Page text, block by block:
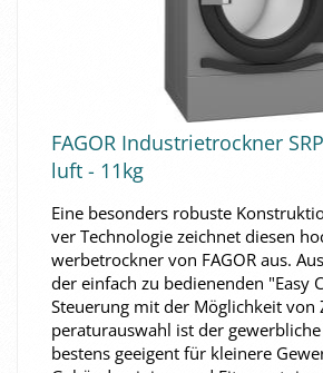
FAGOR In­dus­trie­trock­ner
luft - 11kg
Eine be­son­ders ro­bus­te
ver Tech­no­lo­gie zeich­net die­sen
wer­be­trock­ner von FAGOR aus.
der ein­fach zu be­die­nen­den "Easy
Steue­rung mit der Mög­lich­keit
pe­ra­tur­aus­wahl ist der
bes­tens ge­ei­gent für klei­ne­re